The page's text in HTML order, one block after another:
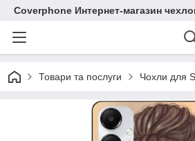
Coverphone Интернет-магазин
Товари та послуги Чохли для